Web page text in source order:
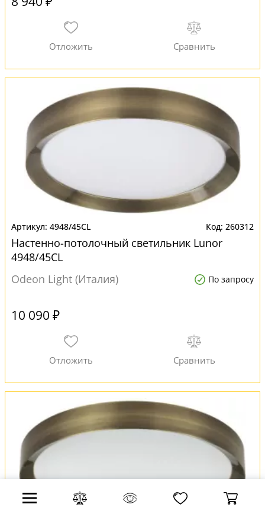
4948/45CL 260312
Настенно-потолочный светильник Lunor
4948/45CL
Odeon Light (Италия)
По запросу
10 090 ₽